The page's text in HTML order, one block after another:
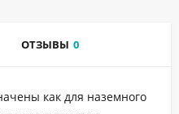
ОТЗЫВЫ 0
как для наземного